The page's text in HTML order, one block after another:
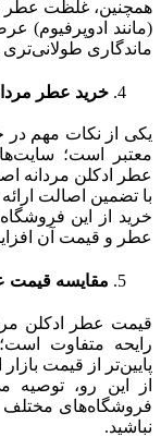
همچنین، غلظت عطر
(مانند ادوپرفیوم)
ماندگاری طولانی‌تری
خرید عطر
یکی از نکات مهم در
معتبر است؛
عطر ادکلن مردانه
با تضمین اصالت
خرید از این
عطر و قیمت آن
مقایسه قیمت
قیمت عطر ادکلن
رایحه متفاوت
پایین‌تر از قیمت
از این رو،
فروشگاه‌های مختلف
نباشید.